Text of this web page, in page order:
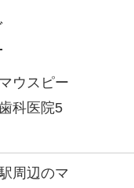
ウスピー
科医院5
周辺のマ